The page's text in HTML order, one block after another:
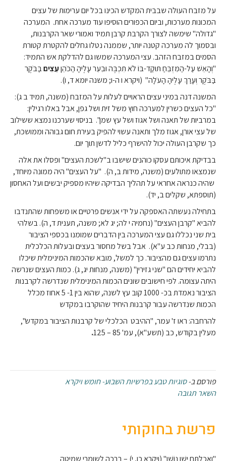
על מזבח העולה שבבית המקדש הכינו בכל יום ערימות של עצים
המכונות מערכות, וביום הכפורים הוסיפו עוד מערכה אחת. המערכה
"גדולה" שימשה לצורך הקרבת קרבן תמיד ואמורי שאר הקרבנות,
ובסמוך לה מערכה קטנה יותר, שממנה נטלו גחלים להקטרת קטורת
הסמים במזבח הזהב. עצי המערכה שמשו גם להדלקת אש התמיד:
"וְהָאֵשׁ עַל-הַמִּזְבֵּחַ תּוּקַד-בּוֹ לֹא תִכְבֶּה וּבִעֵר עָלֶיהָ הַכֹּהֵןעֵצִיםבַּבֹּקֶר
בַּבֹּקֶר וְעָרַךְ עָלֶיהָ הָעֹלָה" (ויקרא ו ה-ו; משנה יומא ד, ו).
המשנה דנה במיני עצים הראויים לעלות על המזבח (משנה, תמיד ב ג):
"כל העצים כשרין למערכה חוץ משל זית ושל גפן, אבל באלו רגילין:
במרביות של תאנה ושל אגוז ושל עץ שמן". בניסוי שערכנו נמצא ששילוב
של עצי אורן, אגוז מלך ותאנה עשוי להפיק בעירת חום גבוהה וממושכת,
כך שקרבן העולה יכול להישרף כליל לדשן תוך יום.
בבדיקת איכותם עסקו כוהנים שישבו ב"לשכת העצים" ופסלו את אלה
שנמצאו מתולעים (משנה, מידות ב, ה). "על העצים" היה ממונה מיוחד,
שהיה כנראה אחראי על תהליך הבדיקה שיהיו מספיק יבשים ועל האחסון
(תוספתא, שקלים ב, יד).
בתחילה נעשתה האספקה על ידי אנשים פרטיים או משפחות שהתנדבו
להביא "קרבן העצים" (נחמיה י לה; יג לא; משנה, תענית ד, ה). בשלהי
בית שני נכללו גם עצי המערכה בין הדברים שמומנו בכספי הציבור
(בבלי, מנחות כב ע"א). אבל בשל מחסור בעצים ובעלות הכלכלית
נתרמו עצים גם מהציבור. כך למשל, מובא שהכמות המינימלית שיכלו
להביא יחידים הם "שני גזירין" (משנה, מנחות יג, ג). כמות העצים שנרשה
היתה עצומה. לפי חישובים שונים הכמות המינימלית שנדרשה לקרבנות
הציבור נאמדת בכ- 1000 קוב עץ לשנה, שהוא בין 1- 5 אחוז מכלל
הכמות שנדרשה עבור קרבנות היחיד שהוקרבו במקדש
להרחבה: ראו ז' עמר, "ההיבט הכלכלי של קרבנות הציבור במקדש",
מעלין בקודש, כב (תשע"א), עמ' 85 – 125
.
פורסם ב-סוגיות טבע בפרשיות השבוע- חומש ויקרא
השאר תגובה
פרשת בחוקותי